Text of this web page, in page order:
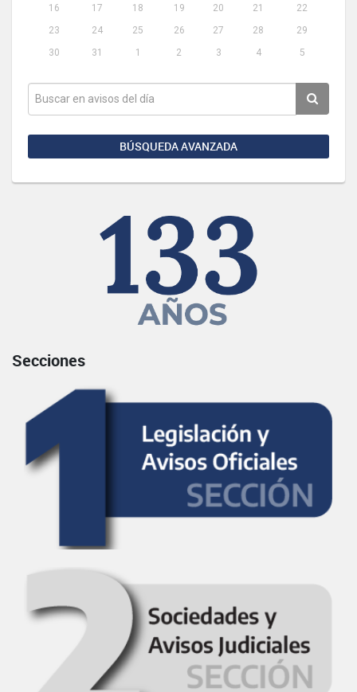
16
17 18 19 20 21
22
23
24 25 26 27 28
29
30
31 1 2 3 4 5
BÚSQUEDA AVANZADA
Secciones